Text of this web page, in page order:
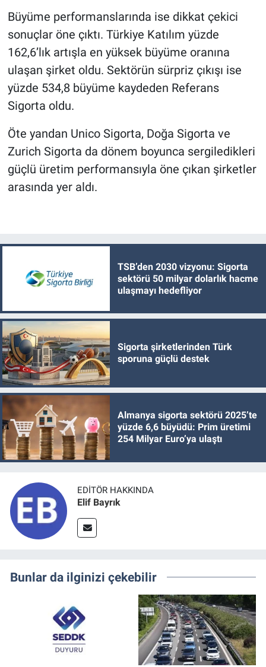
Büyüme performanslarında ise dikkat çekici
sonuçlar öne çıktı. Türkiye Katılım yüzde
162,6’lık artışla en yüksek büyüme oranına
ulaşan şirket oldu. Sektörün sürpriz çıkışı ise
yüzde 534,8 büyüme kaydeden Referans
Sigorta oldu.
Öte yandan Unico Sigorta, Doğa Sigorta ve
Zurich Sigorta da dönem boyunca sergiledikleri
güçlü üretim performansıyla öne çıkan şirketler
arasında yer aldı.
TSB’den 2030 vizyonu: Sigorta
sektörü 50 milyar dolarlık hacme
ulaşmayı hedefliyor
Sigorta şirketlerinden Türk
sporuna güçlü destek
Almanya sigorta sektörü 2025’te
yüzde 6,6 büyüdü: Prim üretimi
254 Milyar Euro’ya ulaştı
EDITÖR HAKKINDA
Elif Bayrık
Bunlar da ilginizi çekebilir